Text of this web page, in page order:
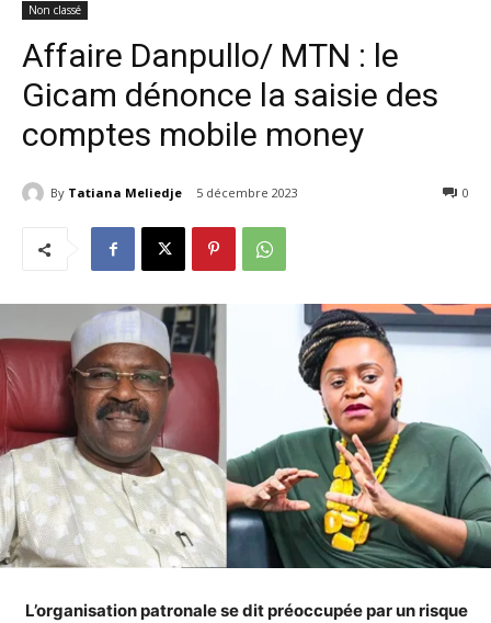
Non classé
Affaire Danpullo/ MTN : le
Gicam dénonce la saisie des
comptes mobile money
By Tatiana Meliedje 5 décembre 2023 0
L’organisation patronale se dit préoccupée par un risque